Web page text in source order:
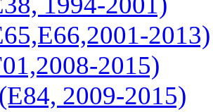
2013)
2015)
2009-2015)